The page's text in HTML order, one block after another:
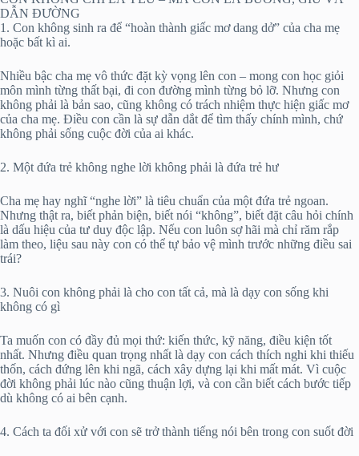
DẪN ĐƯỜNG
1. Con không sinh ra để “hoàn thành giấc mơ dang dở” của cha mẹ
hoặc bất kì ai.
Nhiều bậc cha mẹ vô thức đặt kỳ vọng lên con – mong con học giỏi
môn mình từng thất bại, đi con đường mình từng bỏ lỡ. Nhưng con
không phải là bản sao, cũng không có trách nhiệm thực hiện giấc mơ
của cha mẹ. Điều con cần là sự dẫn dắt để tìm thấy chính mình, chứ
không phải sống cuộc đời của ai khác.
2. Một đứa trẻ không nghe lời không phải là đứa trẻ hư
Cha mẹ hay nghĩ “nghe lời” là tiêu chuẩn của một đứa trẻ ngoan.
Nhưng thật ra, biết phản biện, biết nói “không”, biết đặt câu hỏi chính
là dấu hiệu của tư duy độc lập. Nếu con luôn sợ hãi mà chỉ răm rắp
làm theo, liệu sau này con có thể tự bảo vệ mình trước những điều sai
trái?
3. Nuôi con không phải là cho con tất cả, mà là dạy con sống khi
không có gì
Ta muốn con có đầy đủ mọi thứ: kiến thức, kỹ năng, điều kiện tốt
nhất. Nhưng điều quan trọng nhất là dạy con cách thích nghi khi thiếu
thốn, cách đứng lên khi ngã, cách xây dựng lại khi mất mát. Vì cuộc
đời không phải lúc nào cũng thuận lợi, và con cần biết cách bước tiếp
dù không có ai bên cạnh.
4. Cách ta đối xử với con sẽ trở thành tiếng nói bên trong con suốt đời